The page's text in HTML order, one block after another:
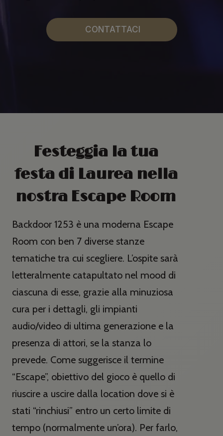
CONTATTACI
Festeggia la tua
festa di Laurea nella
nostra Escape Room
Backdoor 1253 è una moderna Escape
Room con ben 7 diverse stanze
tematiche tra cui scegliere. L’ospite sarà
letteralmente catapultato nel mood di
ciascuna di esse, grazie alla minuziosa
cura per i dettagli, gli impianti
audio/video di ultima generazione e la
presenza di attori, se la stanza lo
prevede. Come suggerisce il termine
“Escape”, obiettivo del gioco è quello di
riuscire a uscire dalla location dove si è
stati “rinchiusi” entro un certo limite di
tempo (normalmente un’ora). Per farlo,